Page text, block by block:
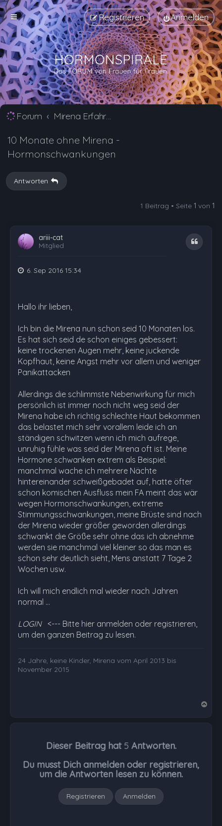
Anmelden
Registrieren
Forum Mirena Erfahrungsberichte und Nebenwirkungen
10 Monate ohne Mirena -
Hormonschwankungen
Antworten
1 Beitrag • Seite 1 von 1
ariii-cat
Mitglied
Zitat
6. Sep 2016 15:34
Hallo ihr lieben,
Ich bin die Mirena nun schon seid 10 Monaten los.
Es hat sich seid de schon einiges gebessert:
keine trockenen Augen mehr, keine juckende
Kopfhaut, keine Angst mehr vor allem und weniger
Panikattacken
Allerdings die schlimmste Nebenwirkung für mich
persönlich ist immer noch nicht weg seid der
Mirena habe ich richtig schlechte Haut bekommen
das belastet mich sehr vorallem leide ich an
ständigen schwitzen wenn ich mich aufrege,
unruhig fühle was seid der Mirena oft ist. Meine
Hormone schwanken extrem als Beispiel:
manchmal wache ich mehrere Nächte
hintereinander schweißgebadet auf, hatte öfter
schon komischen Ausfluss mein FA meint das wär
wegen Hormonschwankungen, extreme
Stimmungsschwankungen, meine Brüste sind nach
der Mirena wieder größer geworden allerdings
schwankt die Größe sehr ohne das ich abnehme
werden sie manchmal viel kleiner so das man es
schon sehr deutlich sieht, Mens anstatt 7 Tage 2
Wochen usw.
Ich will mich endlich mal wieder nach Jahren
normal …
LOGIN <--- Bitte hier anmelden oder registrieren,
um den ganzen Beitrag zu lesen.
24 Jahre, keine Kinder, Mirena vom April 2013 bis
November 2015
Dieser Beitrag hat 5 Antworten.
Du musst Dich anmelden oder registrieren,
um die Antworten lesen zu können.
Registrieren Anmelden